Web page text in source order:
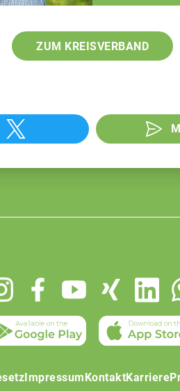
ZUM KREISVERBAND
ImpressumKontaktKarriere